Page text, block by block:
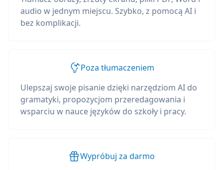
audio w jednym miejscu. Szybko, z pomocą AI i
bez komplikacji.
Poza tłumaczeniem
Ulepszaj swoje pisanie dzięki narzędziom AI do
gramatyki, propozycjom przeredagowania i
wsparciu w nauce języków do szkoły i pracy.
Wypróbuj za darmo